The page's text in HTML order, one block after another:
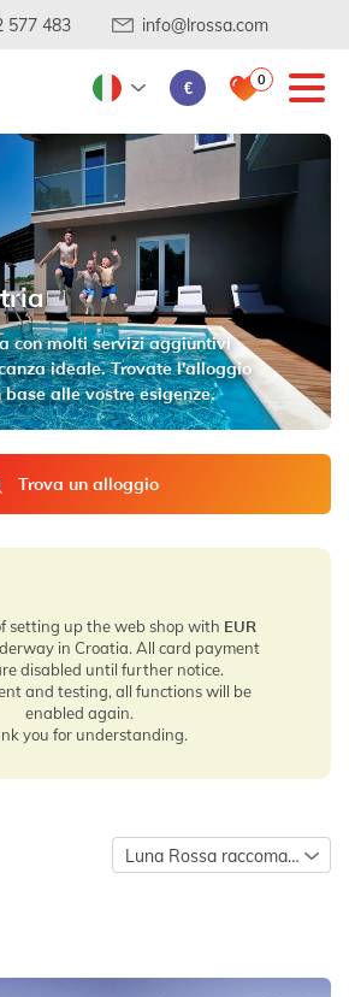
577 483 info@lrossa.com
€ 0
con molti servizi aggiuntivi
ideale. Trovate l'alloggio
alle vostre esigenze.
Trova un alloggio
setting up the web shop with EUR
in Croatia. All card payment
disabled until further notice.
and testing, all functions will be
enabled again.
you for understanding.
Luna Rossa raccomanda